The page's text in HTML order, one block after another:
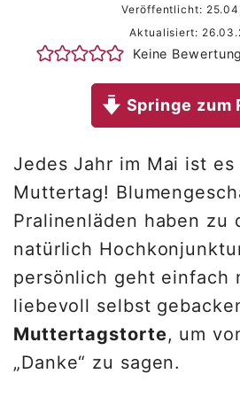
Veröffentlicht:
Aktualisiert:
Keine Bewertung
Springe zum
Jedes Jahr im Mai ist
Muttertag!
Pralinenläden haben zu
natürlich
persönlich geht einfach
liebevoll selbst
Muttertagstorte, um
„Danke“ zu sagen.